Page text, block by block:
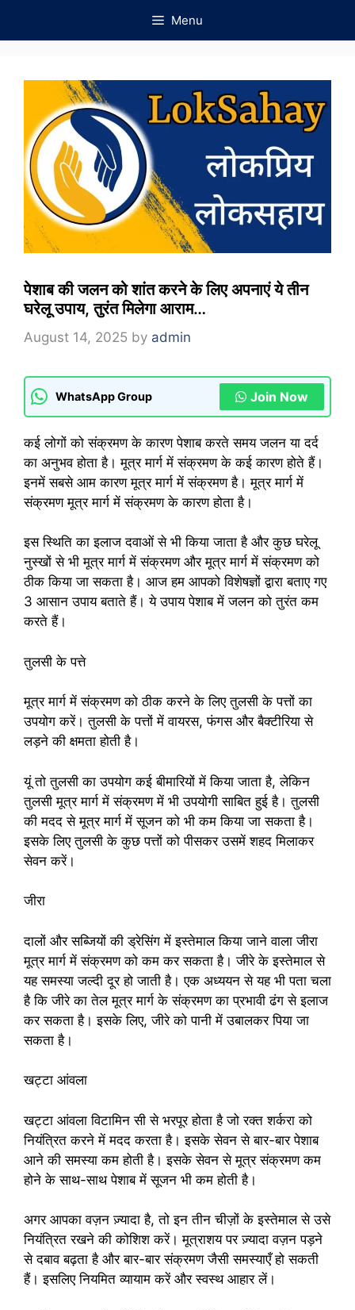
Menu
पेशाब की जलन को शांत करने के लिए अपनाएं ये तीन
घरेलू उपाय, तुरंत मिलेगा आराम…
August 14, 2025 by admin
WhatsApp Group Join Now
कई लोगों को संक्रमण के कारण पेशाब करते समय जलन या दर्द
का अनुभव होता है। मूत्र मार्ग में संक्रमण के कई कारण होते हैं।
इनमें सबसे आम कारण मूत्र मार्ग में संक्रमण है। मूत्र मार्ग में
संक्रमण मूत्र मार्ग में संक्रमण के कारण होता है।
इस स्थिति का इलाज दवाओं से भी किया जाता है और कुछ घरेलू
नुस्खों से भी मूत्र मार्ग में संक्रमण और मूत्र मार्ग में संक्रमण को
ठीक किया जा सकता है। आज हम आपको विशेषज्ञों द्वारा बताए गए
3 आसान उपाय बताते हैं। ये उपाय पेशाब में जलन को तुरंत कम
करते हैं।
तुलसी के पत्ते
मूत्र मार्ग में संक्रमण को ठीक करने के लिए तुलसी के पत्तों का
उपयोग करें। तुलसी के पत्तों में वायरस, फंगस और बैक्टीरिया से
लड़ने की क्षमता होती है।
यूं तो तुलसी का उपयोग कई बीमारियों में किया जाता है, लेकिन
तुलसी मूत्र मार्ग में संक्रमण में भी उपयोगी साबित हुई है। तुलसी
की मदद से मूत्र मार्ग में सूजन को भी कम किया जा सकता है।
इसके लिए तुलसी के कुछ पत्तों को पीसकर उसमें शहद मिलाकर
सेवन करें।
जीरा
दालों और सब्जियों की ड्रेसिंग में इस्तेमाल किया जाने वाला जीरा
मूत्र मार्ग में संक्रमण को कम कर सकता है। जीरे के इस्तेमाल से
यह समस्या जल्दी दूर हो जाती है। एक अध्ययन से यह भी पता चला
है कि जीरे का तेल मूत्र मार्ग के संक्रमण का प्रभावी ढंग से इलाज
कर सकता है। इसके लिए, जीरे को पानी में उबालकर पिया जा
सकता है।
खट्टा आंवला
खट्टा आंवला विटामिन सी से भरपूर होता है जो रक्त शर्करा को
नियंत्रित करने में मदद करता है। इसके सेवन से बार-बार पेशाब
आने की समस्या कम होती है। इसके सेवन से मूत्र संक्रमण कम
होने के साथ-साथ पेशाब में सूजन भी कम होती है।
अगर आपका वज़न ज़्यादा है, तो इन तीन चीज़ों के इस्तेमाल से उसे
नियंत्रित रखने की कोशिश करें। मूत्राशय पर ज़्यादा वज़न पड़ने
से दबाव बढ़ता है और बार-बार संक्रमण जैसी समस्याएँ हो सकती
हैं। इसलिए नियमित व्यायाम करें और स्वस्थ आहार लें।